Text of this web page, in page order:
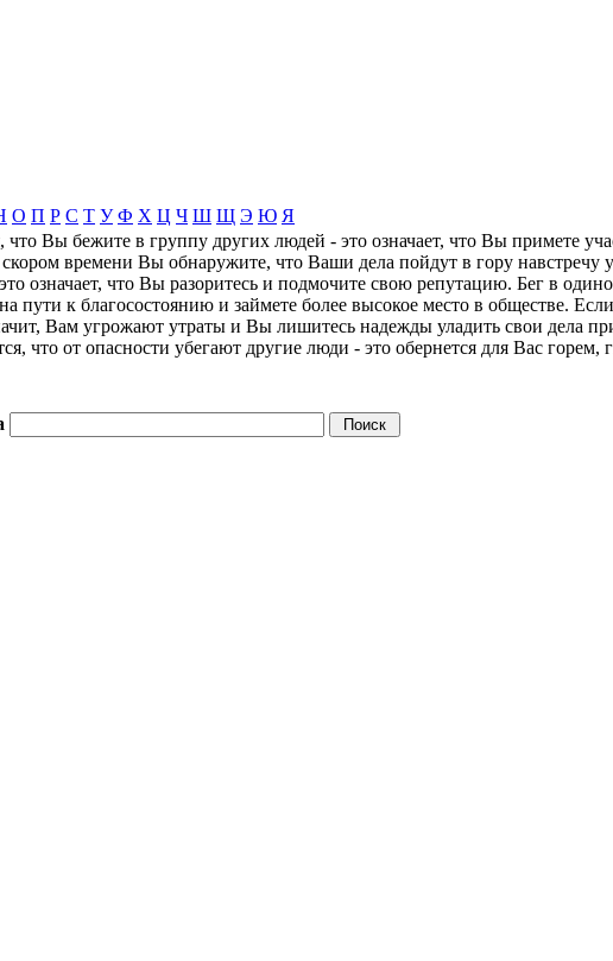
О П Р С Т У Ф Х Ц Ч Ш Щ Э Ю Я
Вы бежите в группу других людей - это означает, что Вы примете
скором времени Вы обнаружите, что Ваши дела пойдут в гору навстречу
означает, что Вы разоритесь и подмочите свою репутацию. Бег в
пути к благосостоянию и займете более высокое место в обществе.
Вам угрожают утраты и Вы лишитесь надежды уладить свои дела
что от опасности убегают другие люди - это обернется для Вас горем,